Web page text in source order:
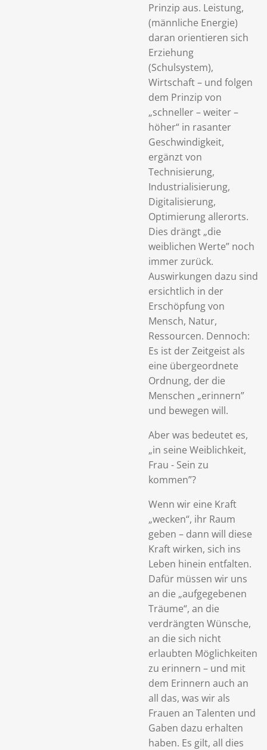
Prinzip aus. Leistung,
(männliche Energie)
daran orientieren sich
Erziehung
(Schulsystem),
Wirtschaft – und folgen
dem Prinzip von
„schneller – weiter –
höher“ in rasanter
Geschwindigkeit,
ergänzt von
Technisierung,
Industrialisierung,
Digitalisierung,
Optimierung allerorts.
Dies drängt „die
weiblichen Werte” noch
immer zurück.
Auswirkungen dazu sind
ersichtlich in der
Erschöpfung von
Mensch, Natur,
Ressourcen. Dennoch:
Es ist der Zeitgeist als
eine übergeordnete
Ordnung, der die
Menschen „erinnern”
und bewegen will.
Aber was bedeutet es,
„in seine Weiblichkeit,
Frau - Sein zu
kommen”?
Wenn wir eine Kraft
„wecken“, ihr Raum
geben – dann will diese
Kraft wirken, sich ins
Leben hinein entfalten.
Dafür müssen wir uns
an die „aufgegebenen
Träume“, an die
verdrängten Wünsche,
an die sich nicht
erlaubten Möglichkeiten
zu erinnern – und mit
dem Erinnern auch an
all das, was wir als
Frauen an Talenten und
Gaben dazu erhalten
haben. Es gilt, all dies